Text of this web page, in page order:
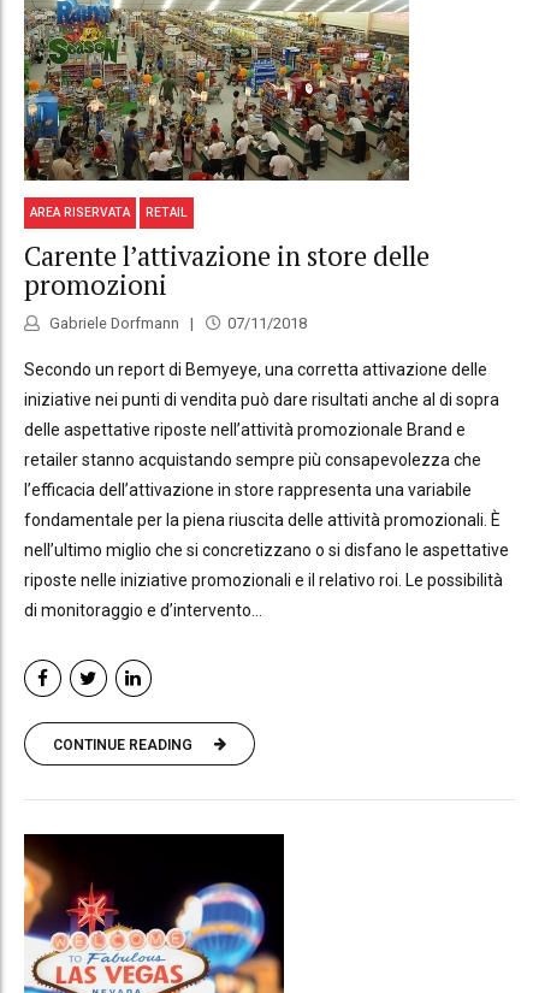
AREA RISERVATA RETAIL
Carente l’attivazione in store delle
promozioni
Gabriele Dorfmann 07/11/2018
Secondo un report di Bemyeye, una corretta attivazione delle
iniziative nei punti di vendita può dare risultati anche al di sopra
delle aspettative riposte nell’attività promozionale Brand e
retailer stanno acquistando sempre più consapevolezza che
l’efficacia dell’attivazione in store rappresenta una variabile
fondamentale per la piena riuscita delle attività promozionali. È
nell’ultimo miglio che si concretizzano o si disfano le aspettative
riposte nelle iniziative promozionali e il relativo roi. Le possibilità
di monitoraggio e d’intervento...
CONTINUE READING